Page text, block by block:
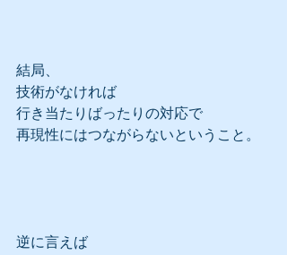
結局、
技術がなければ
行き当たりばったりの対応で
再現性にはつながらないということ。
逆に言えば